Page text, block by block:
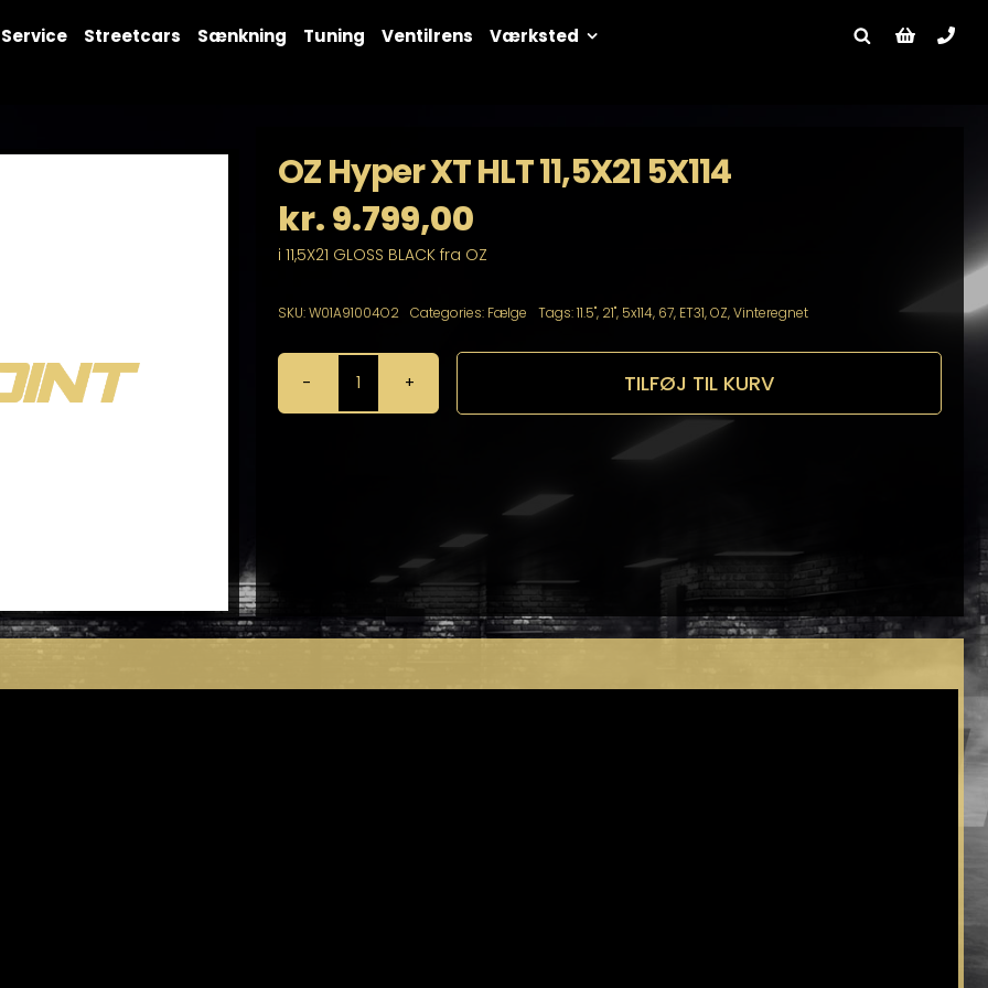
Service Streetcars Sænkning Tuning Ventilrens Værksted
OZ Hyper XT HLT 11,5X21 5X114
kr.9.799,00
i 11,5X21 GLOSS BLACK fra OZ
SKU:W01A91004O2 Categories: Fælge Tags:11.5", 21", 5x114, 67, ET31,OZ,Vinteregnet
OZ
Hyper
TILFØJ TIL KURV